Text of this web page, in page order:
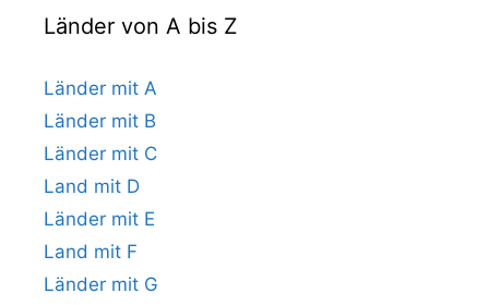
Länder von A bis Z
Länder mit A
Länder mit B
Länder mit C
Land mit D
Länder mit E
Land mit F
Länder mit G